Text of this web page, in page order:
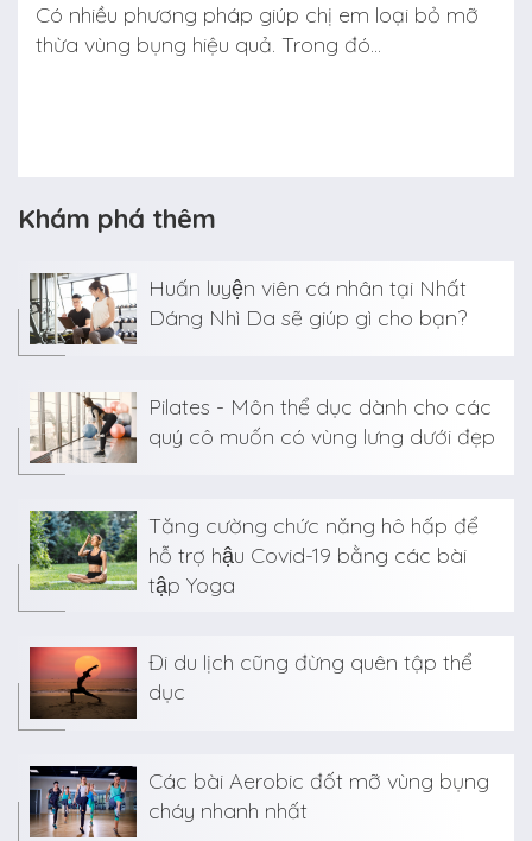
Có nhiều phương pháp giúp chị em loại bỏ mỡ
thừa vùng bụng hiệu quả. Trong đó...
Khám phá thêm
Huấn luyện viên cá nhân tại Nhất
Dáng Nhì Da sẽ giúp gì cho bạn?
Pilates - Môn thể dục dành cho các
quý cô muốn có vùng lưng dưới đẹp
Tăng cường chức năng hô hấp để
hỗ trợ hậu Covid-19 bằng các bài
tập Yoga
Đi du lịch cũng đừng quên tập thể
dục
Các bài Aerobic đốt mỡ vùng bụng
cháy nhanh nhất